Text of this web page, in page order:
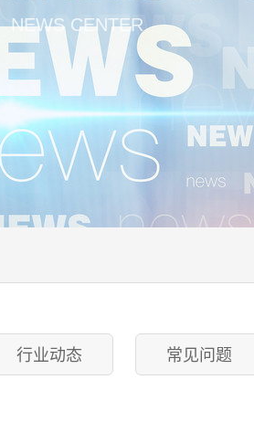
NEWS CENTER
行业动态 常见问题